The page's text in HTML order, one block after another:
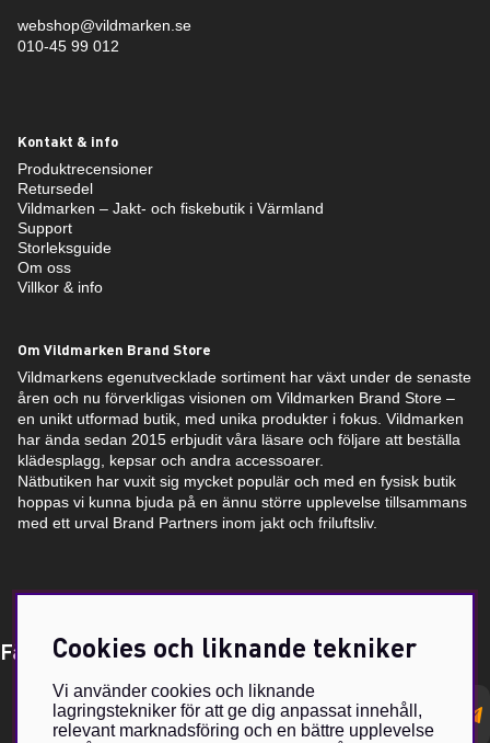
webshop@vildmarken.se
010-45 99 012
Kontakt & info
Produktrecensioner
Retursedel
Vildmarken – Jakt- och fiskebutik i Värmland
Support
Storleksguide
Om oss
Villkor & info
Om Vildmarken Brand Store
Vildmarkens egenutvecklade sortiment har växt under de senaste
åren och nu förverkligas visionen om Vildmarken Brand Store –
en unikt utformad butik, med unika produkter i fokus. Vildmarken
har ända sedan 2015 erbjudit våra läsare och följare att beställa
klädesplagg, kepsar och andra accessoarer.
Nätbutiken har vuxit sig mycket populär och med en fysisk butik
hoppas vi kunna bjuda på en ännu större upplevelse tillsammans
med ett urval Brand Partners inom jakt och friluftsliv.
Få Magasin Vildmarken direkt till din e-post!*
postadress
Cookies och liknande tekniker
Vi använder cookies och liknande
lagringstekniker för att ge dig anpassat innehåll,
relevant marknadsföring och en bättre upplevelse